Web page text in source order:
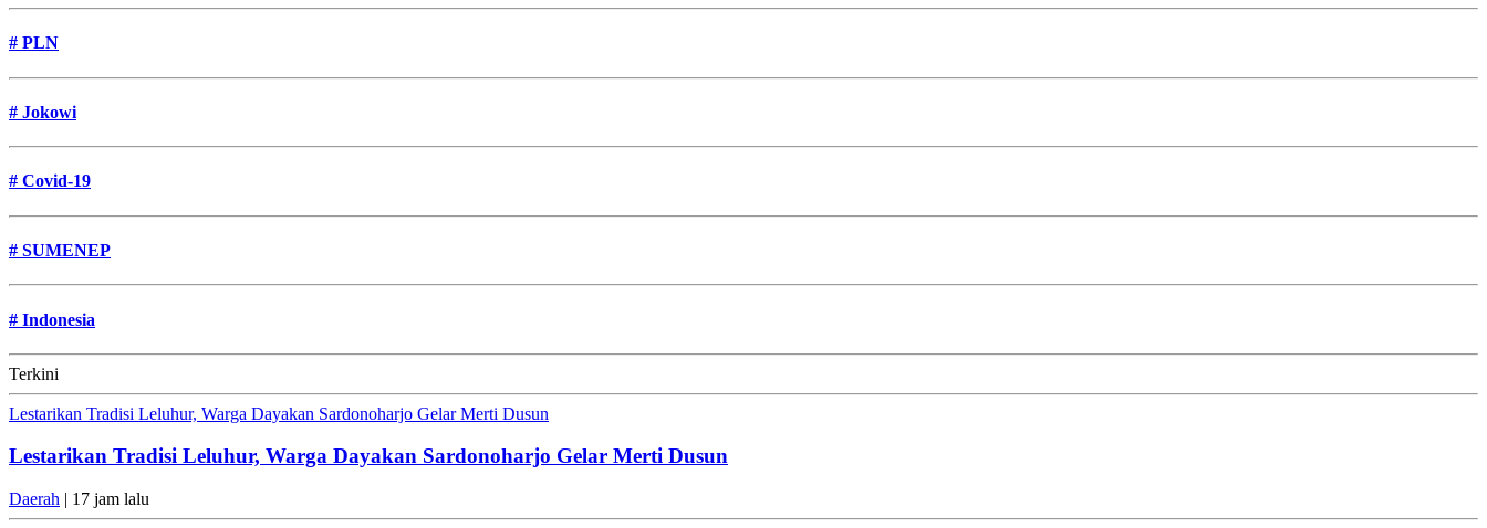
# PLN
# Jokowi
# Covid-19
# SUMENEP
# Indonesia
Terkini
Lestarikan Tradisi Leluhur, Warga Dayakan Sardonoharjo Gelar Merti Dusun
Lestarikan Tradisi Leluhur, Warga Dayakan Sardonoharjo Gelar Merti Dusun
Daerah | 17 jam lalu